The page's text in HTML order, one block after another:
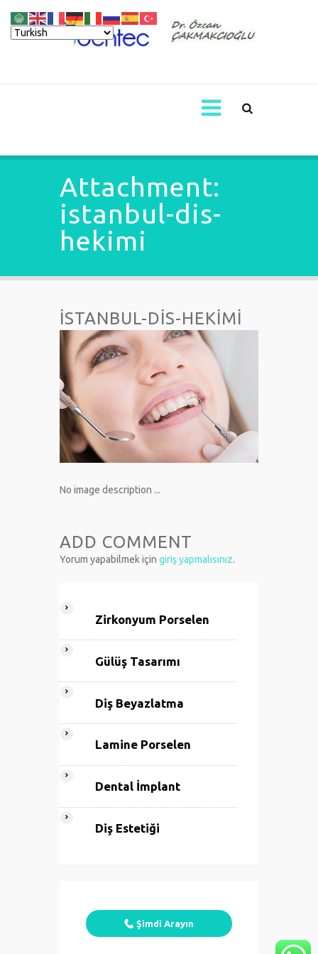
Attachment:
istanbul-dis-
hekimi
ISTANBUL-DIS-HEKIMI
No image description ...
ADD COMMENT
Yorum yapabilmek için giriş yapmalısınız.
Zirkonyum Porselen
Gülüş Tasarımı
Diş Beyazlatma
Lamine Porselen
Dental İmplant
Diş Estetiği
Şimdi Arayın